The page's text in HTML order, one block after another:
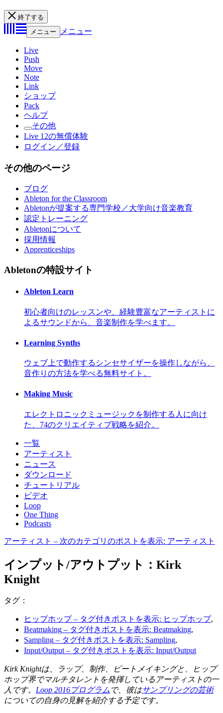
終了する
メニュー
メニュー
Live
Push
Move
Note
Link
ショップ
Pack
ヘルプ
その他
Live 12の無償体験
ログイン／登録
その他のページ
ブログ
Ableton for the Classroom
Abletonが提案する専門学校／大学向け音楽教育
認定トレーニング
Abletonについて
採用情報
Apprenticeships
Abletonの特設サイト
Ableton Learn
初心者向けのレッスンや、経験豊富なアーティストに
よるサウンドから、音楽制作を学べます。
Learning Synths
ウェブ上で動作するシンセサイザーを操作しながら、
音作りの方法を学べる無料サイト。
Making Music
エレクトロニックミュージックを制作する人に向け
た、74のクリエイティブ戦略を紹介。
一覧
アーティスト
ニュース
ダウンロード
チュートリアル
ビデオ
Loop
One Thing
Podcasts
アーティスト – 次のカテゴリのポストを表示: アーティスト
インプット/アウトプット：Kirk
Knight
タグ：
ヒップホップ – タグ付きポストを表示: ヒップホップ,
Beatmaking – タグ付きポストを表示: Beatmaking,
Sampling – タグ付きポストを表示: Sampling,
Input/Output– タグ付きポストを表示: Input/Output
Kirk Knightは、ラップ、制作、ビートメイキングと、ヒップ
ホップ界でマルチタレントを発揮しているアーティストの一
人です。 Loop 2016プログラム で、彼はサンプリングの芸術
についての自身の見解を紹介する予定です。